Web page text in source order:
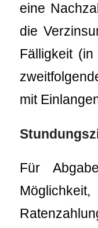
eine
die
Fälligkeit
mit
Für